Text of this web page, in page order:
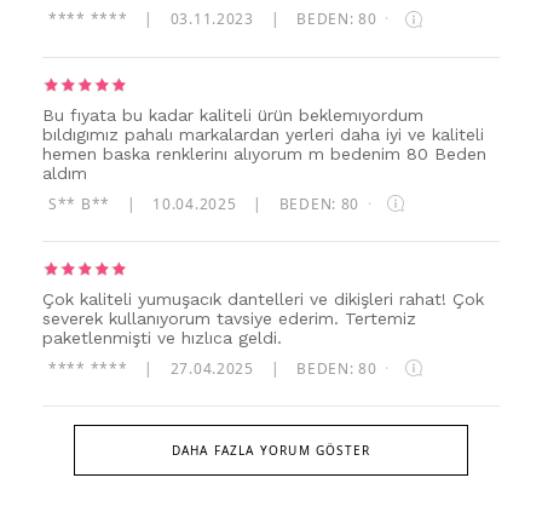
**** **** | 03.11.2023 | BEDEN: 80 ·
Bu fıyata bu kadar kaliteli ürün beklemıyordum
bıldıgımız pahalı markalardan yerleri daha iyi ve kaliteli
hemen baska renklerinı alıyorum m bedenim 80 Beden
aldım
S** B** | 10.04.2025 | BEDEN: 80 ·
Çok kaliteli yumuşacık dantelleri ve dikişleri rahat! Çok
severek kullanıyorum tavsiye ederim. Tertemiz
paketlenmişti ve hızlıca geldi.
**** **** | 27.04.2025 | BEDEN: 80 ·
DAHA FAZLA YORUM GÖSTER